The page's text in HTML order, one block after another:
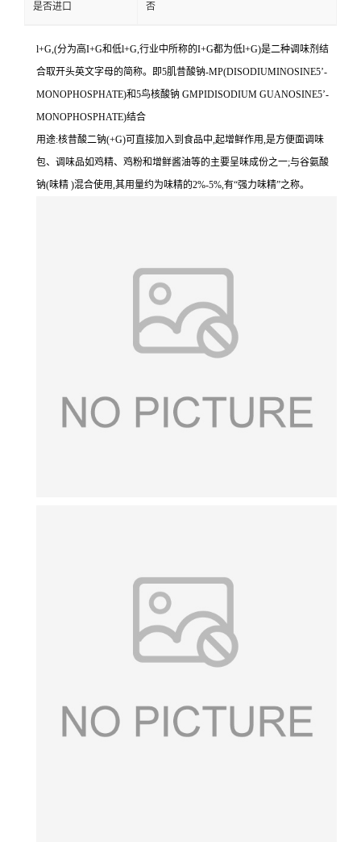
是否进口 否
l+G,(分为高I+G和低l+G,行业中所称的I+G都为低l+G)是二种调味剂结
合取开头英文字母的简称。即5肌昔酸钠-MP(DISODIUMINOSINE5’-
MONOPHOSPHATE)和5鸟核酸钠 GMPIDISODIUM GUANOSINE5’-
MONOPHOSPHATE)结合
用途:核昔酸二钠(+G)可直接加入到食品中,起增鲜作用,是方便面调味
包、调味品如鸡精、鸡粉和增鲜酱油等的主要呈味成份之一;与谷氨酸
钠(味精 )混合使用,其用量约为味精的2%-5%,有“强力味精”之称。